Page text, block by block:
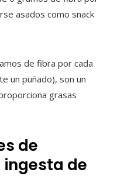
asados como snack
de fibra por cada
un puñado), son un
grasas
de
de